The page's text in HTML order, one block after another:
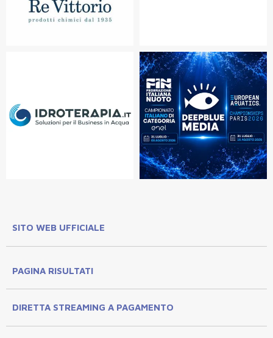
SITO WEB UFFICIALE
PAGINA RISULTATI
DIRETTA STREAMING A PAGAMENTO